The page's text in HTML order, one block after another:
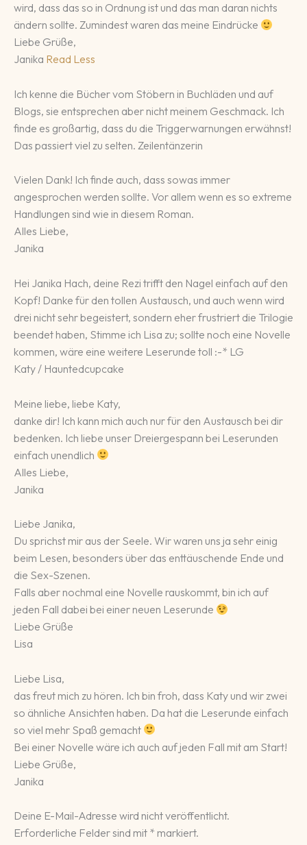
wird, dass das so in Ordnung ist und das man daran nichts
ändern sollte. Zumindest waren das meine Eindrücke
Liebe Grüße,
Janika Read Less
Ich kenne die Bücher vom Stöbern in Buchläden und auf
Blogs, sie entsprechen aber nicht meinem Geschmack. Ich
finde es großartig, dass du die Triggerwarnungen erwähnst!
Das passiert viel zu selten. Zeilentänzerin
Vielen Dank! Ich finde auch, dass sowas immer
angesprochen werden sollte. Vor allem wenn es so extreme
Handlungen sind wie in diesem Roman.
Alles Liebe,
Janika
Hei Janika Hach, deine Rezi trifft den Nagel einfach auf den
Kopf! Danke für den tollen Austausch, und auch wenn wird
drei nicht sehr begeistert, sondern eher frustriert die Trilogie
beendet haben, Stimme ich Lisa zu; sollte noch eine Novelle
kommen, wäre eine weitere Leserunde toll :-* LG
Katy / Hauntedcupcake
Meine liebe, liebe Katy,
danke dir! Ich kann mich auch nur für den Austausch bei dir
bedenken. Ich liebe unser Dreiergespann bei Leserunden
einfach unendlich
Alles Liebe,
Janika
Liebe Janika,
Du sprichst mir aus der Seele. Wir waren uns ja sehr einig
beim Lesen, besonders über das enttäuschende Ende und
die Sex-Szenen.
Falls aber nochmal eine Novelle rauskommt, bin ich auf
jeden Fall dabei bei einer neuen Leserunde
Liebe Grüße
Lisa
Liebe Lisa,
das freut mich zu hören. Ich bin froh, dass Katy und wir zwei
so ähnliche Ansichten haben. Da hat die Leserunde einfach
so viel mehr Spaß gemacht
Bei einer Novelle wäre ich auch auf jeden Fall mit am Start!
Liebe Grüße,
Janika
Deine E-Mail-Adresse wird nicht veröffentlicht.
Erforderliche Felder sind mit * markiert.